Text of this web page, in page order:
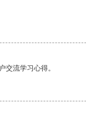
交流学习心得。